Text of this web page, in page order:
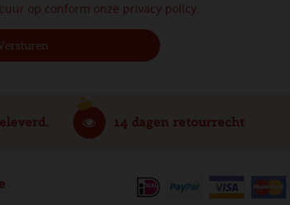
op conform onze privacy policy.
14 dagen retourrecht